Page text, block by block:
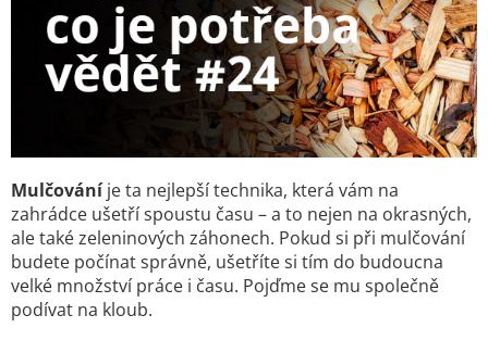
Mulčováníje ta nejlepší technika, která vám na
zahrádce ušetří spoustu času – a to nejen na okrasných,
ale také zeleninových záhonech. Pokud si při mulčování
budete počínat správně, ušetříte si tím do budoucna
velké množství práce i času. Pojďme se mu společně
podívat na kloub.